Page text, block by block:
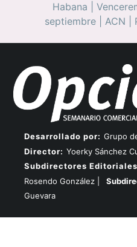
Habana
septiembre| ACN
Desarrollado por: Grupo
Director: Yoerky Sánchez
Subdirectores
Rosendo González |
Guevara